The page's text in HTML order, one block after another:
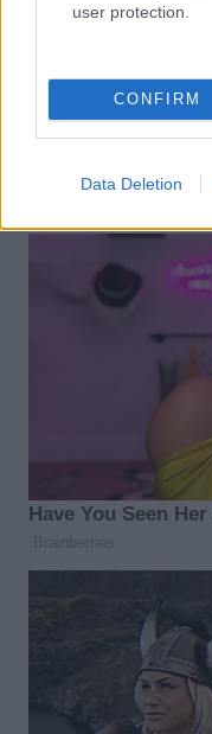
user protection.
CONFIRM
Data Deletion